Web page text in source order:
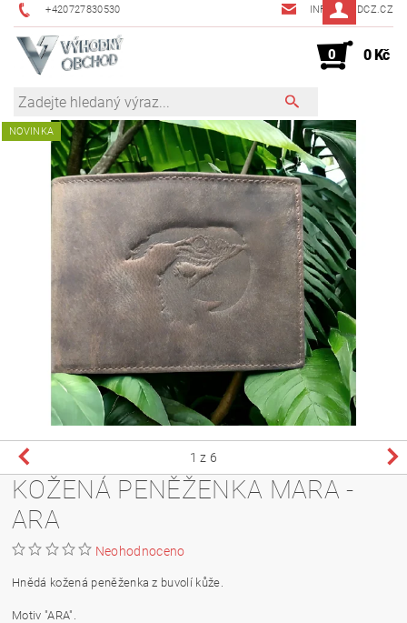
+420727830530 INFO@JMDCZ.CZ
0 0 Kč
NOVINKA
1 z 6
KOŽENÁ PENĚŽENKA MARA -
ARA
Neohodnoceno
Hnědá kožená peněženka z buvolí kůže.
Motiv "ARA".